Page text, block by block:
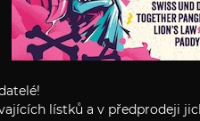
lístků a v předprodeji